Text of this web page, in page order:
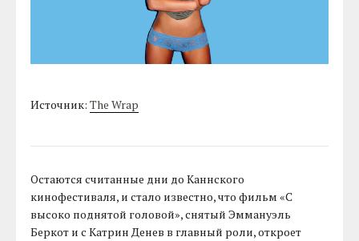
Источник:The Wrap
Остаются считанные дни до Каннского
кинофестиваля, и стало известно, что фильм «С
высоко поднятой головой», снятый Эммануэль
Беркот и с Катрин Денев в главный роли, откроет